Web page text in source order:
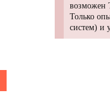
возможен
Только
систем) и